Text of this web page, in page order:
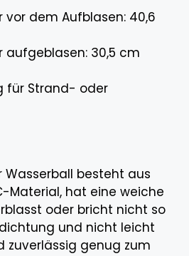
vor dem Aufblasen: 40,6
aufgeblasen: 30,5 cm
für Strand- oder
Wasserball besteht aus
Material, hat eine weiche
oder bricht nicht so
und nicht leicht
zuverlässig genug zum